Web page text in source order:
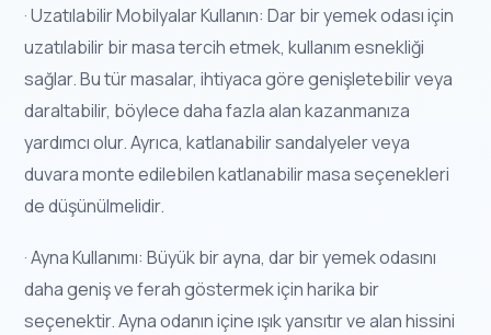
· Uzatılabilir Mobilyalar Kullanın: Dar bir yemek odası için
uzatılabilir bir masa tercih etmek, kullanım esnekliği
sağlar. Bu tür masalar, ihtiyaca göre genişletebilir veya
daraltabilir, böylece daha fazla alan kazanmanıza
yardımcı olur. Ayrıca, katlanabilir sandalyeler veya
duvara monte edilebilen katlanabilir masa seçenekleri
de düşünülmelidir.
· Ayna Kullanımı: Büyük bir ayna, dar bir yemek odasını
daha geniş ve ferah göstermek için harika bir
seçenektir. Ayna odanın içine ışık yansıtır ve alan hissini